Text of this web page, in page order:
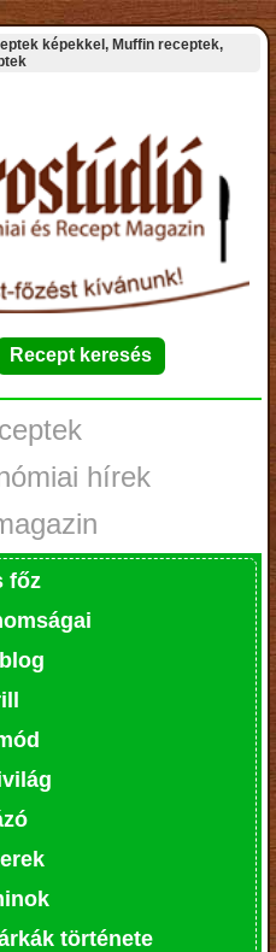
képekkel, Muffin receptek,
hírek
főz
története